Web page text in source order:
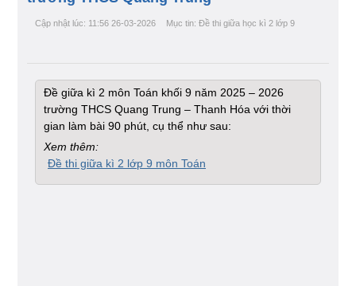
Cập nhật lúc: 11:56 26-03-2026 Mục tin: Đề thi giữa học kì 2 lớp 9
Đề giữa kì 2 môn Toán khối 9 năm 2025 – 2026
trường THCS Quang Trung – Thanh Hóa với thời
gian làm bài 90 phút, cụ thể như sau:
Xem thêm:
Đề thi giữa kì 2 lớp 9 môn Toán